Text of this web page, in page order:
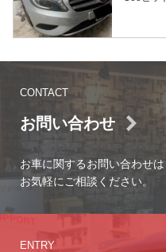
CONTACT
お問い合わせ
お車に関するお問い合わせは
お気軽にご相談ください。
ENTRY